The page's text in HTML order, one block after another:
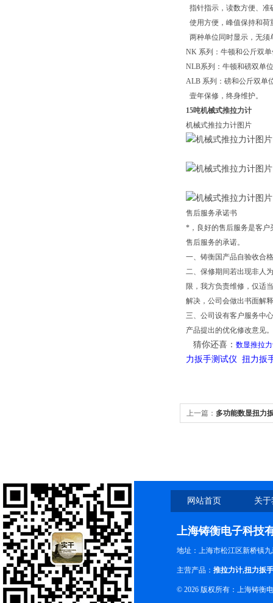
指针指示，读数方便、准
使用方便，峰值保持和
两种单位同时显示
NK 系列：牛顿
NLB系列：牛顿
ALB 系列：磅和公斤双单
壹年保修，终身维护。
15吨机械式推拉力计
机械式推拉力计图片
售后服务承诺书
*，良好的售后服务是客户
售后服务的承诺。
一、铸衡国产品自验收合
二、保修期间若出现非人
限，我方负责维修，仅适
解决，公司会做出书面解
三、公司设有客户服务中
产品提出的优化修改意见。
猜你还喜： 数显推拉
力扳手测试仪 扭力扳
上一篇： 多功能数显扭力
网站首页 关
上海铸衡电子科技
地址：上海市松江区新桥镇
主营产品： 推拉力计,扭力扳手
© 2026 版权所有：上海铸衡